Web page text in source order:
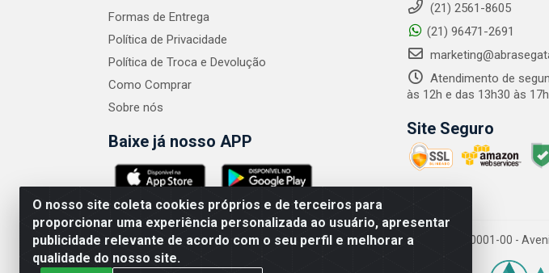
O nosso site coleta cookies próprios e de terceiros para
proporcionar uma experiência personalizada ao usuário, apresentar
publicidade relevante de acordo com o seu perfil e melhorar a
qualidade do nosso site.
Formas de Entrega
Política de Privacidade
Política de Troca e Devolução
Como Comprar
Sobre nós
Baixe já nosso APP
(21) 2561-8605
(21) 96471-2691
Atendimento de
às 12h e das 13h30 às
Site Seguro
ABRASEG COMÉRCIO ATACADISTA LTDA - CNPJ: 10.894.768/0001-00 -